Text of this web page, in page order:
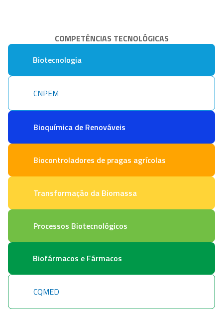
COMPETÊNCIAS TECNOLÓGICAS
RELACIONADAS | UNIDADES EMBRAPII
Biotecnologia
CNPEM
Bioquímica de Renováveis
Biocontroladores de pragas agrícolas
Transformação da Biomassa
Processos Biotecnológicos
Biofármacos e Fármacos
CQMED